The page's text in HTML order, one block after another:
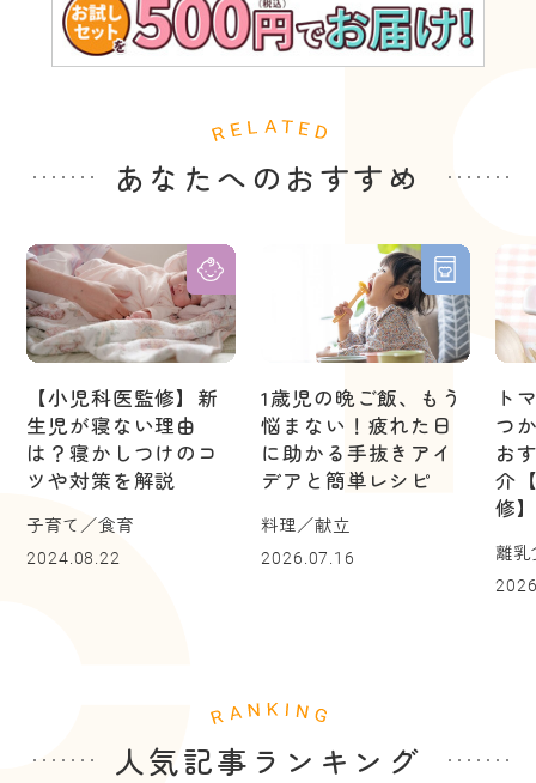
あなたへのおすすめ
【小児科医監修】新
生児が寝ない理由
は？寝かしつけのコ
ツや対策を解説
子育て／食育
2024.08.22
1歳児の晩ご飯、もう
悩まない！疲れた日
に助かる手抜きアイ
デアと簡単レシピ
料理／献立
2026.07.16
ト
つ
お
介
修
離乳
人気記事ランキング